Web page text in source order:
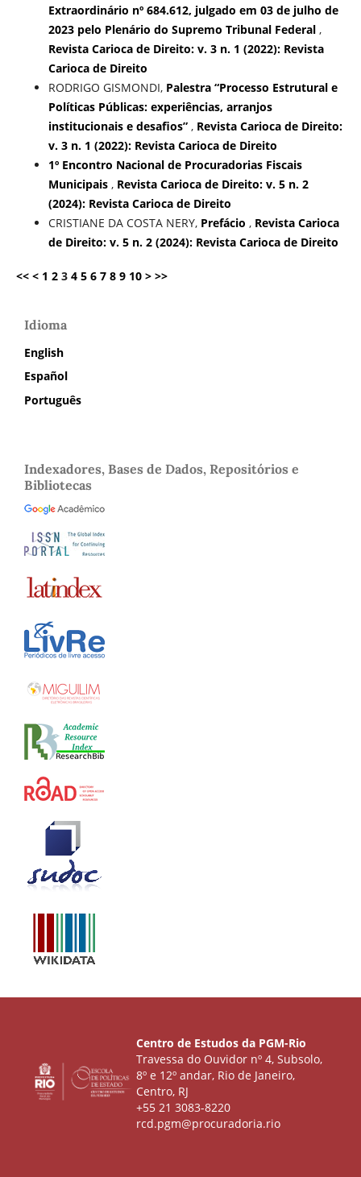
Extraordinário nº 684.612, julgado em 03 de julho de
2023 pelo Plenário do Supremo Tribunal Federal ,
Revista Carioca de Direito: v. 3 n. 1 (2022): Revista
Carioca de Direito
RODRIGO GISMONDI, Palestra “Processo Estrutural e
Políticas Públicas: experiências, arranjos
institucionais e desafios” , Revista Carioca de Direito:
v. 3 n. 1 (2022): Revista Carioca de Direito
1º Encontro Nacional de Procuradorias Fiscais
Municipais , Revista Carioca de Direito: v. 5 n. 2
(2024): Revista Carioca de Direito
CRISTIANE DA COSTA NERY, Prefácio , Revista Carioca
de Direito: v. 5 n. 2 (2024): Revista Carioca de Direito
<< < 1 2 3 4 5 6 7 8 9 10 > >>
Idioma
English
Español
Português
Indexadores, Bases de Dados, Repositórios e
Bibliotecas
Centro de Estudos da PGM-Rio
Travessa do Ouvidor nº 4, Subsolo,
8º e 12º andar, Rio de Janeiro,
Centro, RJ
+55 21 3083-8220
rcd.pgm@procuradoria.rio